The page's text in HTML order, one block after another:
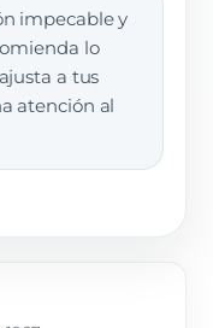
impecable y
lo
a tus
atención al